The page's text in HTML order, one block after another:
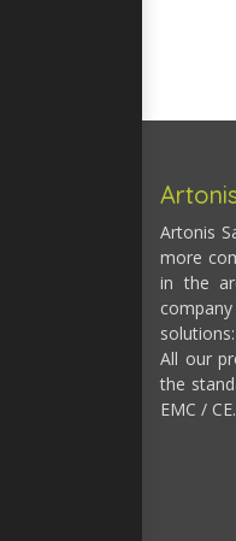
Artonis
more
in the
All our
the
EMC / CE.